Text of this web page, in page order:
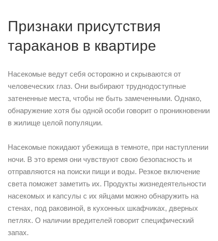
Признаки присутствия
тараканов в квартире
Насекомые ведут себя осторожно и скрываются от
человеческих глаз. Они выбирают труднодоступные
затененные места, чтобы не быть замеченными. Однако,
обнаружение хотя бы одной особи говорит о проникновении
в жилище целой популяции.
Насекомые покидают убежища в темноте, при наступлении
ночи. В это время они чувствуют свою безопасность и
отправляются на поиски пищи и воды. Резкое включение
света поможет заметить их. Продукты жизнедеятельности
насекомых и капсулы с их яйцами можно обнаружить на
стенах, под раковиной, в кухонных шкафчиках, дверных
петлях. О наличии вредителей говорит специфический
запах.